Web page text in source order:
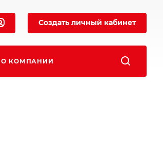
Создать личный кабинет
О КОМПАНИИ